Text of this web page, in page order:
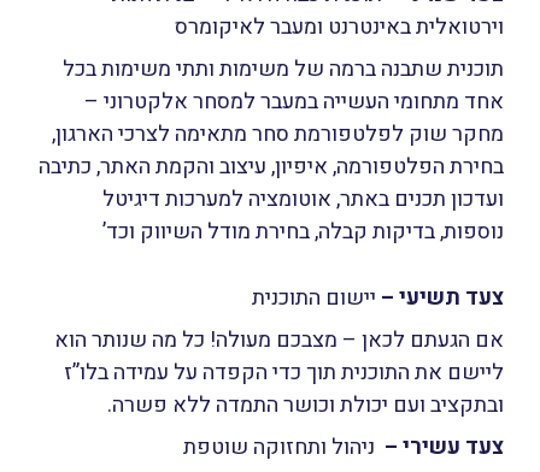
וירטואלית באינטרנט ומעבר לאיקומרס
תוכנית שתבנה ברמה של משימות ותתי משימות בכל
אחד מתחומי העשייה במעבר למסחר אלקטרוני –
מחקר שוק לפלטפורמת סחר מתאימה לצרכי הארגון,
בחירת הפלטפורמה, איפיון, עיצוב והקמת האתר, כתיבה
ועדכון תכנים באתר, אוטומציה למערכות דיגיטל
נוספות, בדיקות קבלה, בחירת מודל השיווק וכד’
צעד תשיעי – יישום התוכנית
אם הגעתם לכאן – מצבכם מעולה! כל מה שנותר הוא
ליישם את התוכנית תוך כדי הקפדה על עמידה בלו”ז
ובתקציב ועם יכולת וכושר התמדה ללא פשרה.
צעד עשירי – ניהול ותחזוקה שוטפת